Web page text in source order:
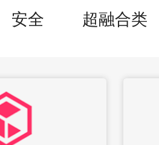
安全 超融合类